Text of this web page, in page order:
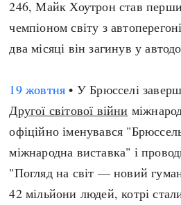
246, Майк Хоутрон став
чемпіоном світу з
два місяці він загинув у
19 жовтня • У Брюсселі
Другої світової війни
офіційно іменувався
міжнародна виставка" і
"Погляд на світ — новий
42 мільйони людей, котрі